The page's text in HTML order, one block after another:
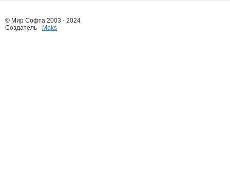
© Мир Софта 2003 - 2024
Создатель - Maks